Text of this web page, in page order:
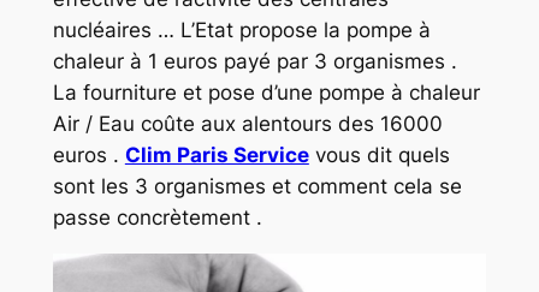
nucléaires … L’Etat propose la pompe à
chaleur à 1 euros payé par 3 organismes .
La fourniture et pose d’une pompe à chaleur
Air / Eau coûte aux alentours des 16000
euros . Clim Paris Servicevous dit quels
sont les 3 organismes et comment cela se
passe concrètement .